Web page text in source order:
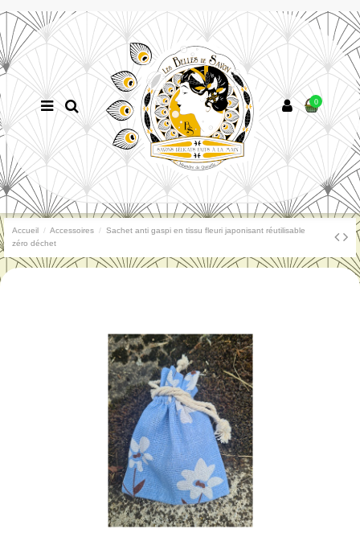
0
Accueil Accessoires
Sachet anti gaspi en tissu fleuri japonisant réutilisable
zéro déchet